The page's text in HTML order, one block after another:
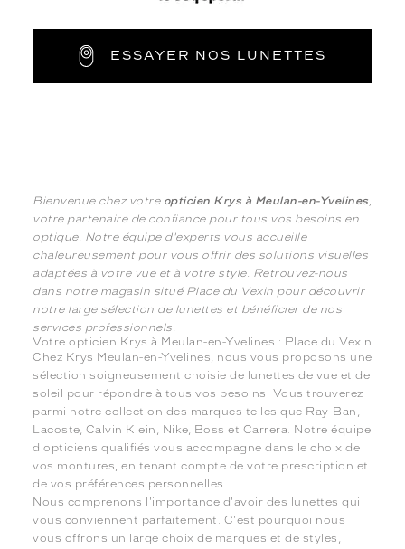
ESSAYER NOS LUNETTES
Bienvenue chez votre opticien Krys à Meulan-en-Yvelines,
votre partenaire de confiance pour tous vos besoins en
optique. Notre équipe d'experts vous accueille
chaleureusement pour vous offrir des solutions visuelles
adaptées à votre vue et à votre style. Retrouvez-nous
dans notre magasin situé Place du Vexin pour découvrir
notre large sélection de lunettes et bénéficier de nos
services professionnels.
Votre opticien Krys à Meulan-en-Yvelines : Place du Vexin
Chez Krys Meulan-en-Yvelines, nous vous proposons une
sélection soigneusement choisie de lunettes de vue et de
soleil pour répondre à tous vos besoins. Vous trouverez
parmi notre collection des marques telles que Ray-Ban,
Lacoste, Calvin Klein, Nike, Boss et Carrera. Notre équipe
d'opticiens qualifiés vous accompagne dans le choix de
vos montures, en tenant compte de votre prescription et
de vos préférences personnelles.
Nous comprenons l'importance d'avoir des lunettes qui
vous conviennent parfaitement. C'est pourquoi nous
vous offrons un large choix de marques et de styles,